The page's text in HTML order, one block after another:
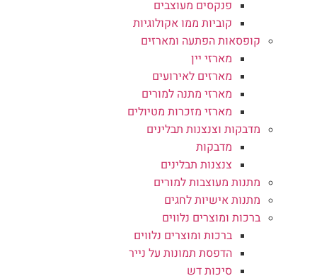
פנקסים מעוצבים
קוביות ממו אקולוגיות
קופסאות הפתעה ומארזים
מארזי יין
מארזים לאירועים
מארזי מתנה למורים
מארזי מזכרות מטיולים
מדבקות וצנצנות תבלינים
מדבקות
צנצנות תבלינים
מתנות מעוצבות למורים
מתנות אישיות לחגים
ברכות ומוצרים נלווים
ברכות ומוצרים נלווים
הדפסת תמונות על נייר
סיכות דש